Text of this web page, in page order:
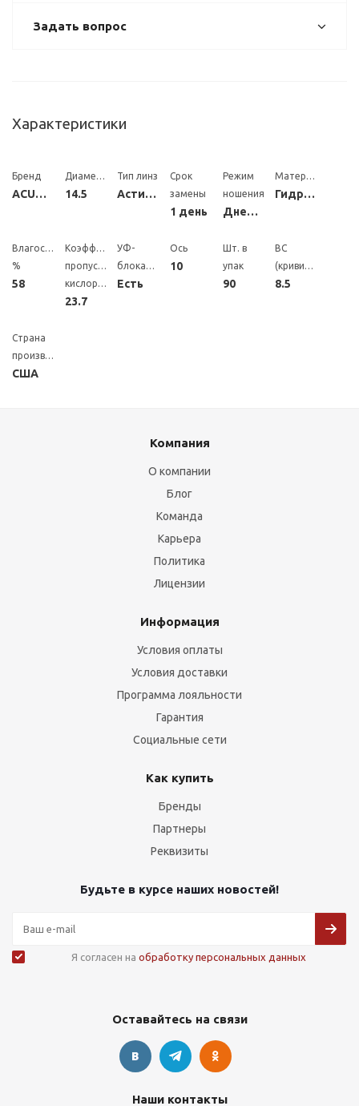
Задать вопрос
Характеристики
Бренд
ACUVUE
Диаметр
14.5
Тип линз
Астигматические
Срок
замены
1 день
Режим
ношения
Дневной
Материал
Гидрогель
Влагосодержание,
%
58
Коэффициент
пропускания
кислорода
23.7
УФ-
блокатор
Есть
Ось
10
Шт. в
упак
90
BC
(кривизна)
8.5
Страна
производитель
США
Компания
О компании
Блог
Команда
Карьера
Политика
Лицензии
Информация
Условия оплаты
Условия доставки
Программа лояльности
Гарантия
Социальные сети
Как купить
Бренды
Партнеры
Реквизиты
Будьте в курсе наших новостей!
Я согласен на обработку персональных данных
Оставайтесь на связи
Наши контакты